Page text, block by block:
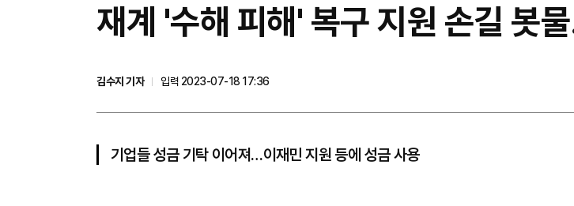
재계 '수해 피해' 복구 지원 손길 봇
김수지 기자
입력 2023-07-18 17:36
기업들 성금 기탁 이어져…이재민 지원 등에 성금 사용